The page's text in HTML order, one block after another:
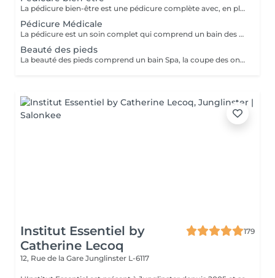
La pédicure bien-être est une pédicure complète avec, en plus, un gommage et une pause de masque.
Pédicure Médicale
La pédicure est un soin complet qui comprend un bain des pieds Spa, la coupe et le limage des ongles, la pousse et la coupe des cuticules, le traitement des ongles incarnés ainsi que celui des callosités et/ou des cors au credo, au bistouri, à la râpe et à la fraiseuse.
Beauté des pieds
La beauté des pieds comprend un bain Spa, la coupe des ongles, la pousse et la coupe des cuticules ainsi que le traitement des callosités à la râpe et à la fraiseuse.
Institut Essentiel by
Catherine Lecoq
179
12, Rue de la Gare Junglinster L-6117